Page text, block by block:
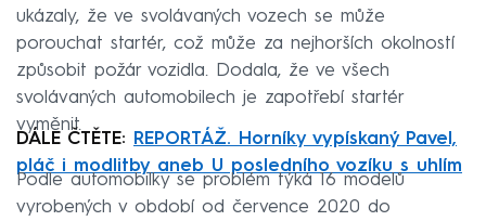
ukázaly, že ve svolávaných vozech se může
porouchat startér, což může za nejhorších okolností
způsobit požár vozidla. Dodala, že ve všech
svolávaných automobilech je zapotřebí startér
vyměnit.
DÁLE ČTĚTE:
REPORTÁŽ. Horníky vypískaný Pavel,
pláč i modlitby aneb U posledního vozíku s uhlím
Podle automobilky se problém týká 16 modelů
vyrobených v období od července 2020 do